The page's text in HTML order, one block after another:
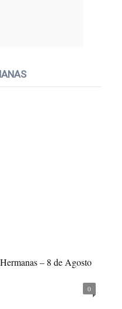
– 8 de Agosto
0